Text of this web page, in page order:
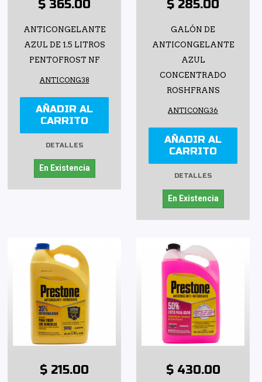
$ 365.00
ANTICONGELANTE
AZUL DE 1.5 LITROS
PENTOFROST NF
ANTICONG38
AÑADIR AL
CARRITO
DETALLES
En Existencia
$ 285.00
GALÓN DE
ANTICONGELANTE
AZUL
CONCENTRADO
ROSHFRANS
ANTICONG36
AÑADIR AL
CARRITO
DETALLES
En Existencia
$ 215.00 $ 430.00